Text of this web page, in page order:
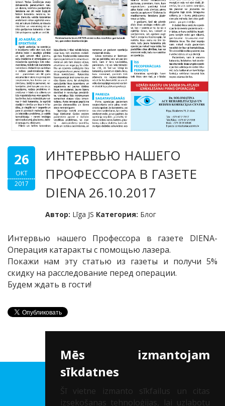
Mēs izmantojam
sīkdatnes
Šī vietne izmanto sīkfailus un citas
izsekošanas tehnoloģijas, lai uzlabotu
26
ОКТ
2017
ИНТЕРВЬЮ НАШЕГО
ПРОФЕССОРА В ГАЗЕТЕ
DIENA 26.10.2017
Автор: Līga JS Категория: Блог
Интервью нашего Профессора в газете DIENA-
Операция катаракты с помощью лазера.
Покажи нам эту статью из газеты и получи 5%
скидку на расследование перед операции.
Будем ждать в гости!
Клиника др. Соломатина